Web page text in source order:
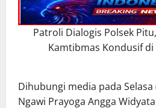
Patroli Dialogis Polsek
Kamtibmas Kondusif di
Dihubungi media pada
Ngawi Prayoga Angga